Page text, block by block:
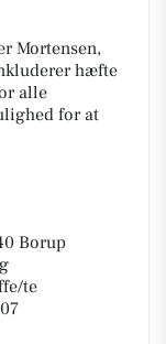
Mortensen,
hæfte
alle
for at
Borup
te